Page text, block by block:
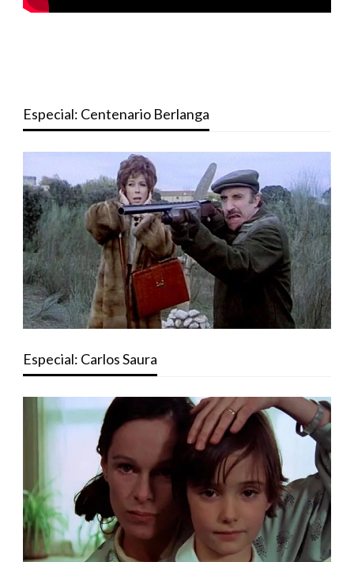
Especial: Centenario Berlanga
Especial: Carlos Saura